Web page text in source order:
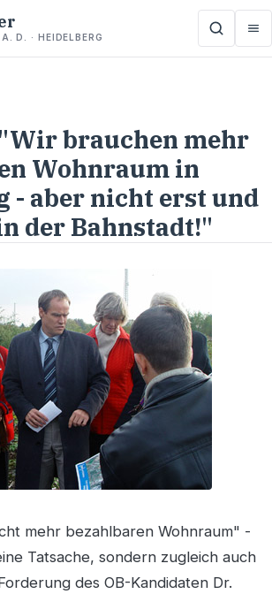
D. · HEIDELBERG
brauchen mehr
Wohnraum in
- aber nicht erst und
der Bahnstadt!"
mehr bezahlbaren Wohnraum" -
Tatsache, sondern zugleich auch
des OB-Kandidaten Dr.